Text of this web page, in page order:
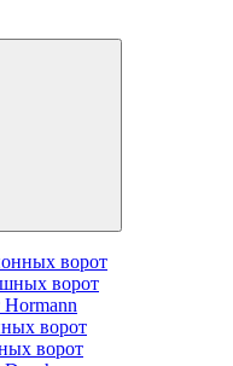
ворот
ворот
Hormann
ворот
ворот